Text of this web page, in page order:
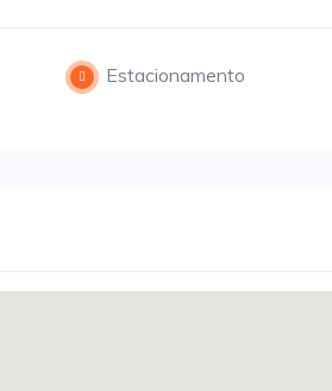
Estacionamento